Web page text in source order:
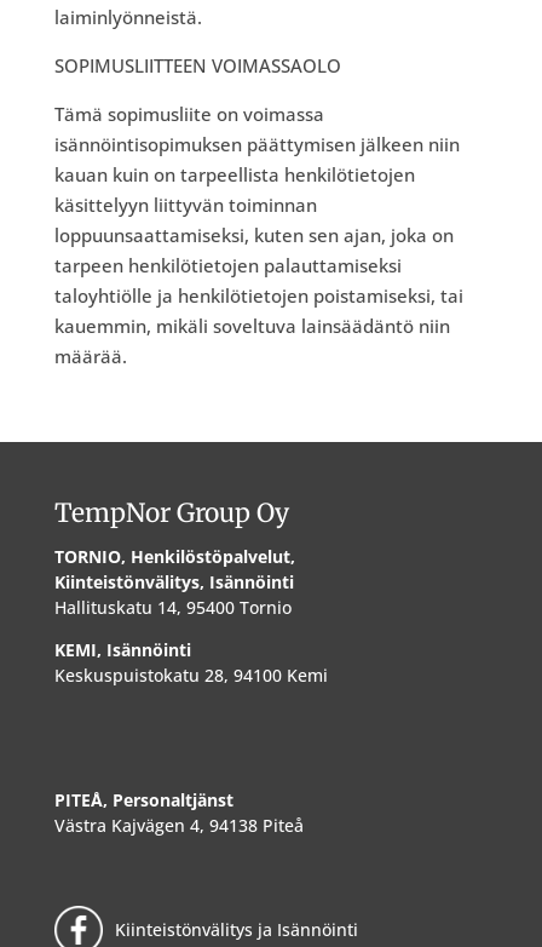
laiminlyönneistä.
SOPIMUSLIITTEEN VOIMASSAOLO
Tämä sopimusliite on voimassa
isännöintisopimuksen päättymisen jälkeen niin
kauan kuin on tarpeellista henkilötietojen
käsittelyyn liittyvän toiminnan
loppuunsaattamiseksi, kuten sen ajan, joka on
tarpeen henkilötietojen palauttamiseksi
taloyhtiölle ja henkilötietojen poistamiseksi, tai
kauemmin, mikäli soveltuva lainsäädäntö niin
määrää.
TempNor Group Oy
TORNIO, Henkilöstöpalvelut,
Kiinteistönvälitys, Isännöinti
Hallituskatu 14, 95400 Tornio
KEMI, Isännöinti
Keskuspuistokatu 28, 94100 Kemi
PITEÅ, Personaltjänst
Västra Kajvägen 4, 94138 Piteå
Kiinteistönvälitys ja Isännöinti